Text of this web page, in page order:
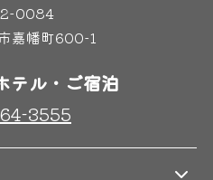
0084
嘉幡町600-1
テル・ご宿泊
3555